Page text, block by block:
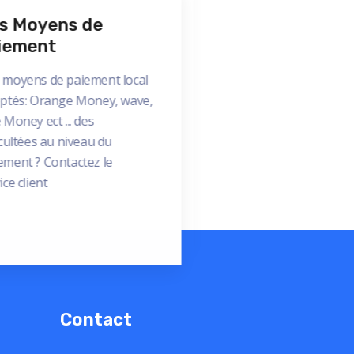
Moyens de
de paiement local
Orange Money, wave,
ect ... des
au niveau du
? Contactez le
client
Contact